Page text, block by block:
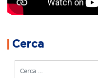
Cerca
Cerca